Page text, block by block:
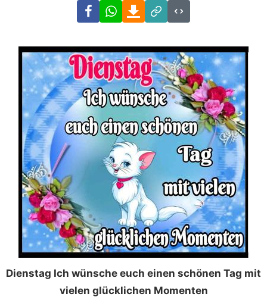
FacebookWhatsAppDownload
Link
Code
Dienstag Ich wünsche euch einen schönen Tag mit
vielen glücklichen Momenten